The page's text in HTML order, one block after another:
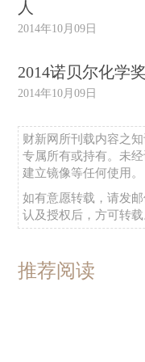
人
2014年10月09日
2014诺贝尔化学
2014年10月09日
财新网所刊载内容之
专属所有或持有。未
建立镜像等任何使用。
如有意愿转载，请发
认及授权后，方可转载
推荐阅读